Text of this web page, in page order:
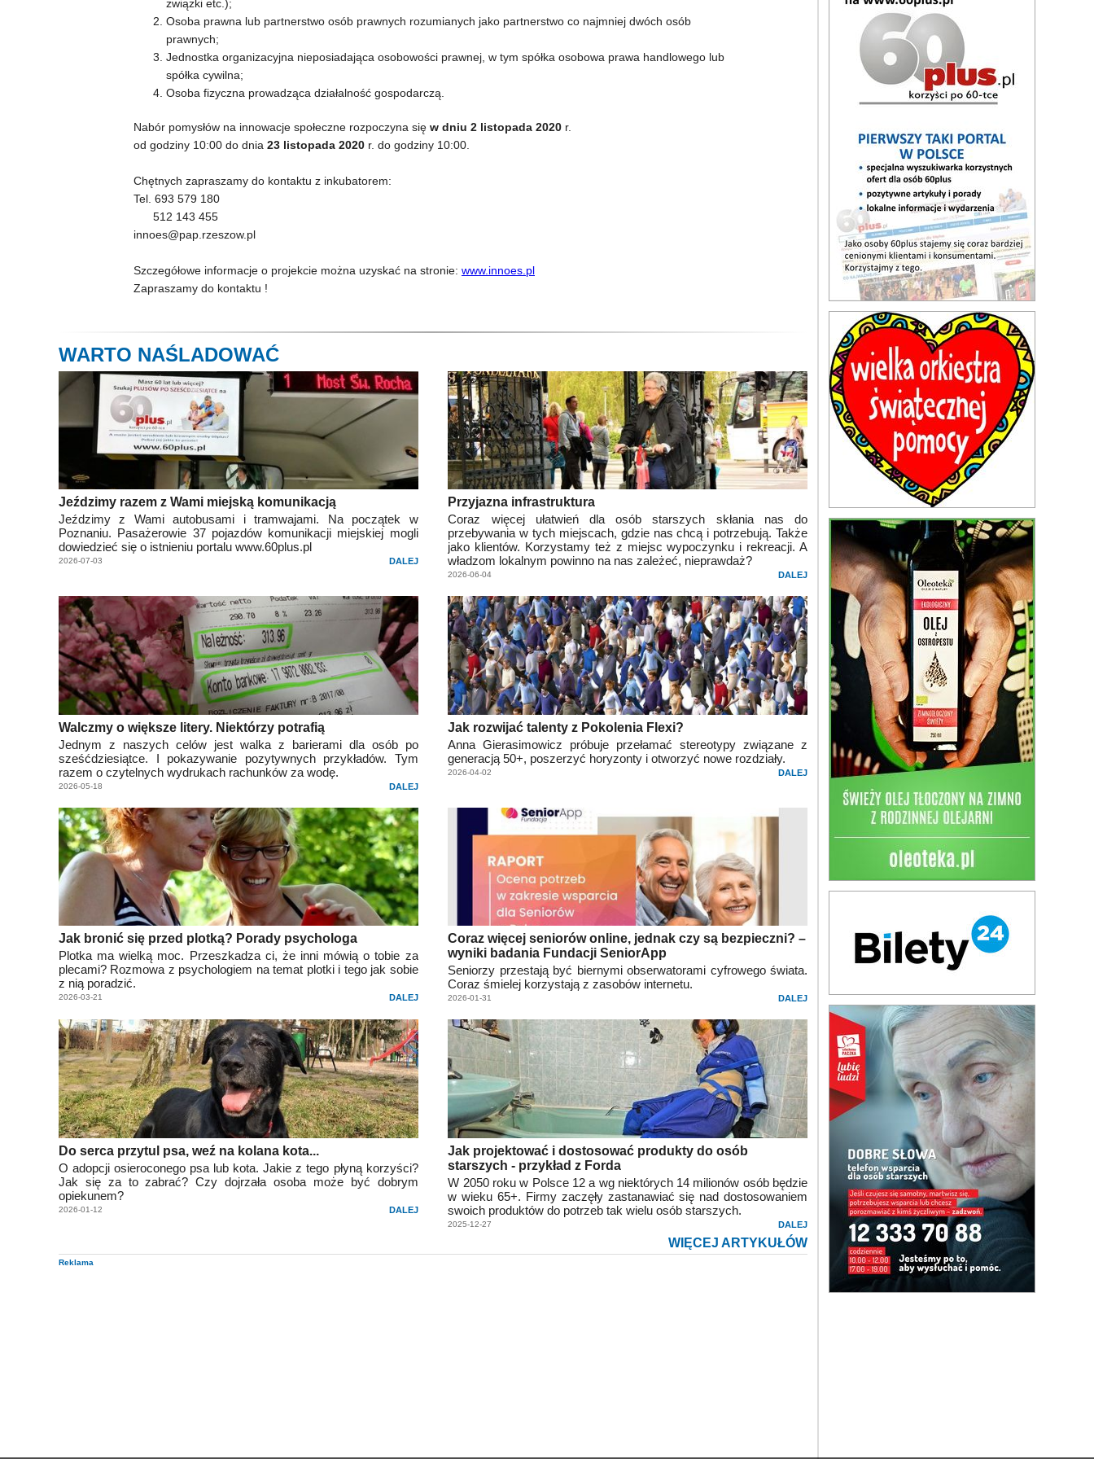
związki etc.);
Osoba prawna lub partnerstwo osób prawnych rozumianych jako partnerstwo co najmniej dwóch osób
prawnych;
Jednostka organizacyjna nieposiadająca osobowości prawnej, w tym spółka osobowa prawa handlowego lub
spółka cywilna;
Osoba fizyczna prowadząca działalność gospodarczą.
Nabór pomysłów na innowacje społeczne rozpoczyna się w dniu 2 listopada 2020 r.
od godziny 10:00 do dnia 23 listopada 2020 r. do godziny 10:00.
Chętnych zapraszamy do kontaktu z inkubatorem:
Tel. 693 579 180
512 143 455
innoes@pap.rzeszow.pl
Szczegółowe informacje o projekcie można uzyskać na stronie: www.innoes.pl
Zapraszamy do kontaktu !
WARTO NAŚLADOWAĆ
Jeździmy razem z Wami miejską komunikacją
Jeździmy z Wami autobusami i tramwajami. Na początek w
Poznaniu. Pasażerowie 37 pojazdów komunikacji miejskiej mogli
dowiedzieć się o istnieniu portalu www.60plus.pl
2026-07-03 DALEJ
Przyjazna infrastruktura
Coraz więcej ułatwień dla osób starszych skłania nas do
przebywania w tych miejscach, gdzie nas chcą i potrzebują. Także
jako klientów. Korzystamy też z miejsc wypoczynku i rekreacji. A
władzom lokalnym powinno na nas zależeć, nieprawdaż?
2026-06-04 DALEJ
Walczmy o większe litery. Niektórzy potrafią
Jednym z naszych celów jest walka z barierami dla osób po
sześćdziesiątce. I pokazywanie pozytywnych przykładów. Tym
razem o czytelnych wydrukach rachunków za wodę.
2026-05-18 DALEJ
Jak rozwijać talenty z Pokolenia Flexi?
Anna Gierasimowicz próbuje przełamać stereotypy związane z
generacją 50+, poszerzyć horyzonty i otworzyć nowe rozdziały.
2026-04-02 DALEJ
Jak bronić się przed plotką? Porady psychologa
Plotka ma wielką moc. Przeszkadza ci, że inni mówią o tobie za
plecami? Rozmowa z psychologiem na temat plotki i tego jak sobie
z nią poradzić.
2026-03-21 DALEJ
Coraz więcej seniorów online, jednak czy są bezpieczni? –
wyniki badania Fundacji SeniorApp
Seniorzy przestają być biernymi obserwatorami cyfrowego świata.
Coraz śmielej korzystają z zasobów internetu.
2026-01-31 DALEJ
Do serca przytul psa, weź na kolana kota...
O adopcji osieroconego psa lub kota. Jakie z tego płyną korzyści?
Jak się za to zabrać? Czy dojrzała osoba może być dobrym
opiekunem?
2026-01-12 DALEJ
Jak projektować i dostosować produkty do osób
starszych - przykład z Forda
W 2050 roku w Polsce 12 a wg niektórych 14 milionów osób będzie
w wieku 65+. Firmy zaczęły zastanawiać się nad dostosowaniem
swoich produktów do potrzeb tak wielu osób starszych.
2025-12-27 DALEJ
WIĘCEJ ARTYKUŁÓW
Reklama